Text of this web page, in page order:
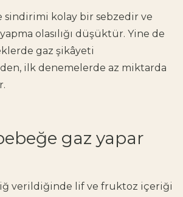
sindirimi kolay bir sebzedir ve
olasılığı düşüktür. Yine de
gaz şikâyeti
ilk denemelerde az miktarda
gaz yapar
verildiğinde lif ve fruktoz içeriği